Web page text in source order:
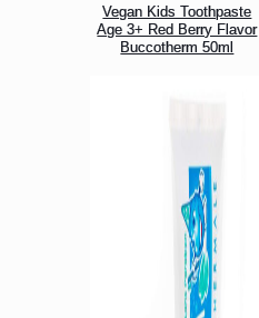
Vegan Kids Toothpaste
Age 3+ Red Berry Flavor
Buccotherm 50ml